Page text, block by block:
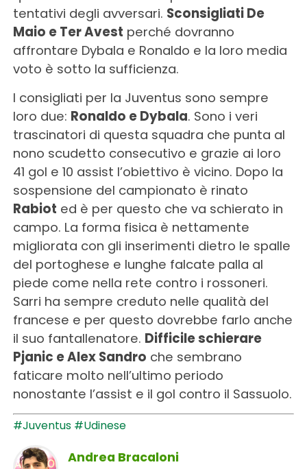
tentativi degli avversari. Sconsigliati De
Maio e Ter Avest perché dovranno
affrontare Dybala e Ronaldo e la loro media
voto è sotto la sufficienza.
I consigliati per la Juventus sono sempre
loro due: Ronaldo e Dybala. Sono i veri
trascinatori di questa squadra che punta al
nono scudetto consecutivo e grazie ai loro
41 gol e 10 assist l’obiettivo è vicino. Dopo la
sospensione del campionato è rinato
Rabiot ed è per questo che va schierato in
campo. La forma fisica è nettamente
migliorata con gli inserimenti dietro le spalle
del portoghese e lunghe falcate palla al
piede come nella rete contro i rossoneri.
Sarri ha sempre creduto nelle qualità del
francese e per questo dovrebbe farlo anche
il suo fantallenatore. Difficile schierare
Pjanic e Alex Sandro che sembrano
faticare molto nell’ultimo periodo
nonostante l’assist e il gol contro il Sassuolo.
#Juventus #Udinese
Andrea Bracaloni